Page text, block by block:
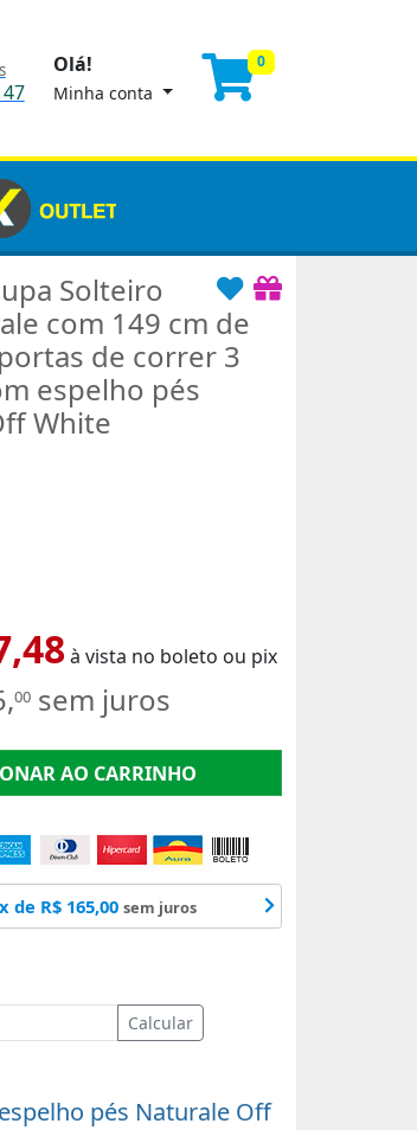
Olá!
Minha conta
0
Solteiro
com 149 cm de
de correr 3
espelho pés
White
à vista no boleto ou pix
00 sem juros
AO CARRINHO
de R$ 165,00 sem juros
Calcular
pés Naturale Off